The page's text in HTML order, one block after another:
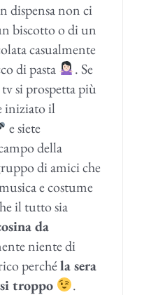
dispensa non ci
biscotto o di un
casualmente
di pasta
. Se
si prospetta più
iniziato il
e siete
della
di amici che
e costume
il tutto sia
da
niente di
perchéla sera
troppo
.